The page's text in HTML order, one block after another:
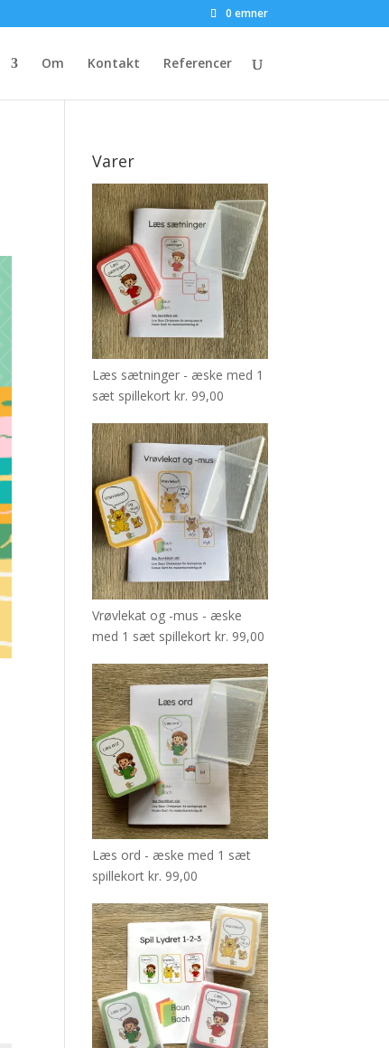
0 emner
Om Kontakt Referencer
Varer
Læs sætninger - æske med 1
sæt spillekort kr. 99,00
Vrøvlekat og -mus - æske
med 1 sæt spillekort kr. 99,00
Læs ord - æske med 1 sæt
spillekort kr. 99,00